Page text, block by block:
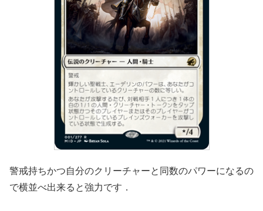
警戒持ちかつ自分のクリーチャーと同数のパワーになるの
で横並べ出来ると強力です．